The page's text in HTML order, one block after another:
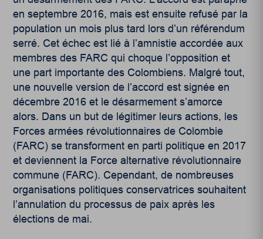
en septembre 2016, mais est ensuite refusé par la
population un mois plus tard lors d’un référendum
serré. Cet échec est lié à l’amnistie accordée aux
membres des FARC qui choque l’opposition et
une part importante des Colombiens. Malgré tout,
une nouvelle version de l’accord est signée en
décembre 2016 et le désarmement s’amorce
alors. Dans un but de légitimer leurs actions, les
Forces armées révolutionnaires de Colombie
(FARC) se transforment en parti politique en 2017
et deviennent la Force alternative révolutionnaire
commune (FARC). Cependant, de nombreuses
organisations politiques conservatrices souhaitent
l’annulation du processus de paix après les
élections de mai.